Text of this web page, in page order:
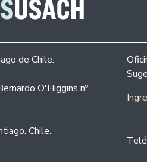
de Chile.
O'Higgins nº
Chile.